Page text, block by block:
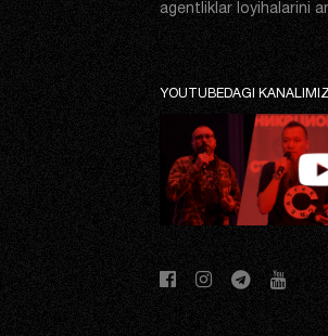
agentliklar loyihalarini
YOUTUBEDAGI KANALIMIZ